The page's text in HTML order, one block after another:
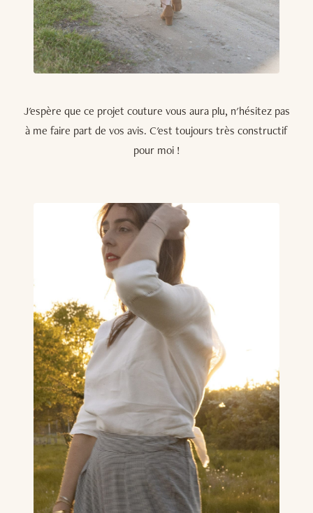
J'espère que ce projet couture vous aura plu, n'hésitez pas
à me faire part de vos avis. C'est toujours très constructif
pour moi !